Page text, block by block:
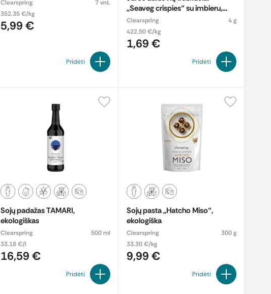
Clearspring
7 vnt.
352.35 €/kg
5,99 €
Pridėti
„Seaveg crispies“ su imbieru,
ekologiški
Clearspring
4 g
422.50 €/kg
1,69 €
Pridėti
Sojų padažas TAMARI,
ekologiškas
Clearspring
500 ml
33.18 €/l
16,59 €
Pridėti
Sojų pasta „Hatcho Miso“,
ekologiška
Clearspring
300 g
33.30 €/kg
9,99 €
Pridėti